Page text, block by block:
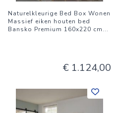
Naturelkleurige Bed Box Wonen
Massief eiken houten bed
Bansko Premium 160x220 cm...
€ 1.124,00